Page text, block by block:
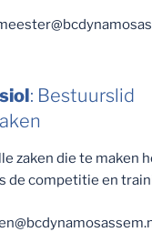
: Bestuurslid
zaken die te maken
de competitie en